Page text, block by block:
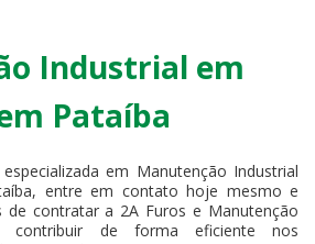
Industrial em
Pataíba
em Manutenção Industrial
entre em contato hoje mesmo e
de contratar a 2A Furos e Manutenção
contribuir de forma eficiente nos